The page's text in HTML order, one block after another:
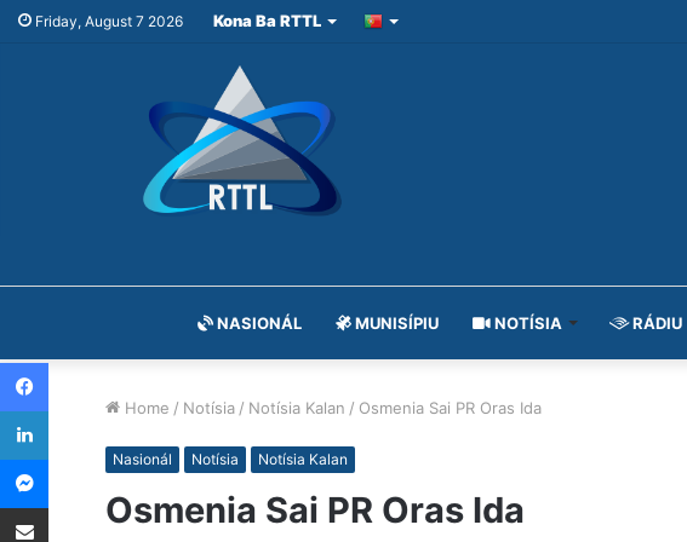
Friday, August 7 2026 Kona Ba RTTL
NASIONÁL MUNISÍPIU NOTÍSIA RÁDIU
Home / Notísia / Notísia Kalan / Osmenia Sai PR Oras Ida
Nasionál Notísia Notísia Kalan
Osmenia Sai PR Oras Ida
Facebook
LinkedIn
Messenger